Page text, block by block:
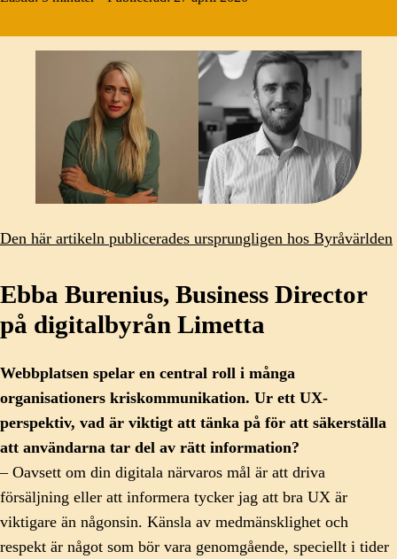
Den här artikeln publicerades ursprungligen hos Byråvärlden
Ebba Burenius, Business Director
på digitalbyrån Limetta
Webbplatsen spelar en central roll i många
organisationers kriskommunikation. Ur ett UX-
perspektiv, vad är viktigt att tänka på för att säkerställa
att användarna tar del av rätt information?
– Oavsett om din digitala närvaros mål är att driva
försäljning eller att informera tycker jag att bra UX är
viktigare än någonsin. Känsla av medmänsklighet och
respekt är något som bör vara genomgående, speciellt i tider